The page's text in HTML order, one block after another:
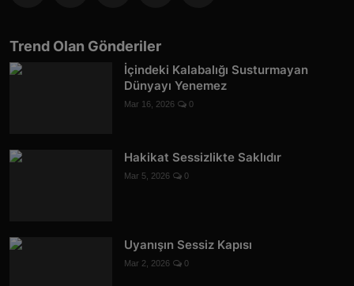
Trend Olan Gönderiler
İçindeki Kalabalığı Susturmayan
Dünyayı Yenemez
Mar 16, 2026 0
Hakikat Sessizlikte Saklıdır
Mar 5, 2026 0
Uyanışın Sessiz Kapısı
Mar 2, 2026 0